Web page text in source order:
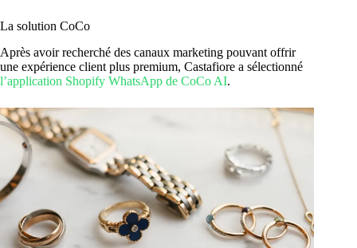
La solution CoCo
Après avoir recherché des canaux marketing pouvant offrir
une expérience client plus premium, Castafiore a sélectionné
l’application Shopify WhatsApp de CoCo AI.